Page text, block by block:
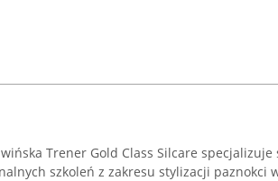
Trener Gold Class Silcare
szkoleń z zakresu stylizacji paznokci